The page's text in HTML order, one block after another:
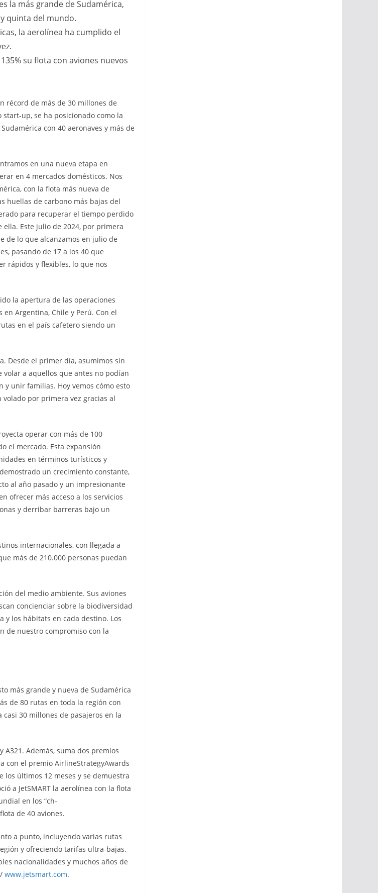
la más grande de Sudamérica,
quinta del mundo.
la aerolínea ha cumplido el
su flota con aviones nuevos
récord de más de 30 millones de
up, se ha posicionado como la
con 40 aeronaves y más de
en una nueva etapa en
en 4 mercados domésticos. Nos
con la flota más nueva de
huellas de carbono más bajas del
para recuperar el tiempo perdido
Este julio de 2024, por primera
de lo que alcanzamos en julio de
pasando de 17 a los 40 que
rápidos y flexibles, lo que nos
la apertura de las operaciones
Argentina, Chile y Perú. Con el
en el país cafetero siendo un
Desde el primer día, asumimos sin
a aquellos que antes no podían
unir familias. Hoy vemos cómo esto
por primera vez gracias al
operar con más de 100
el mercado. Esta expansión
en términos turísticos y
un crecimiento constante,
al año pasado y un impresionante
ofrecer más acceso a los servicios
y derribar barreras bajo un
internacionales, con llegada a
más de 210.000 personas puedan
del medio ambiente. Sus aviones
concienciar sobre la biodiversidad
y los hábitats en cada destino. Los
de nuestro compromiso con la
más grande y nueva de Sudamérica
de 80 rutas en toda la región con
casi 30 millones de pasajeros en la
A321. Además, suma dos premios
con el premio AirlineStrategyAwards
últimos 12 meses y se demuestra
a JetSMART la aerolínea con la flota
en los “ch-
de 40 aviones.
a punto, incluyendo varias rutas
y ofreciendo tarifas ultra-bajas.
nacionalidades y muchos años de
www.jetsmart.com.